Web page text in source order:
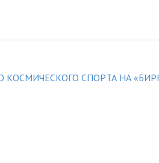
КОСМИЧЕСКОГО СПОРТА НА